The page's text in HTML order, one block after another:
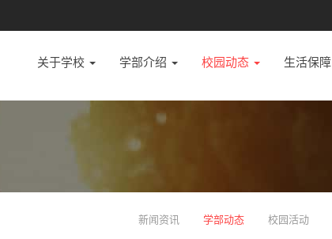
关于学校 学部介绍 校园动态 生活保障
新闻资讯 学部动态 校园活动